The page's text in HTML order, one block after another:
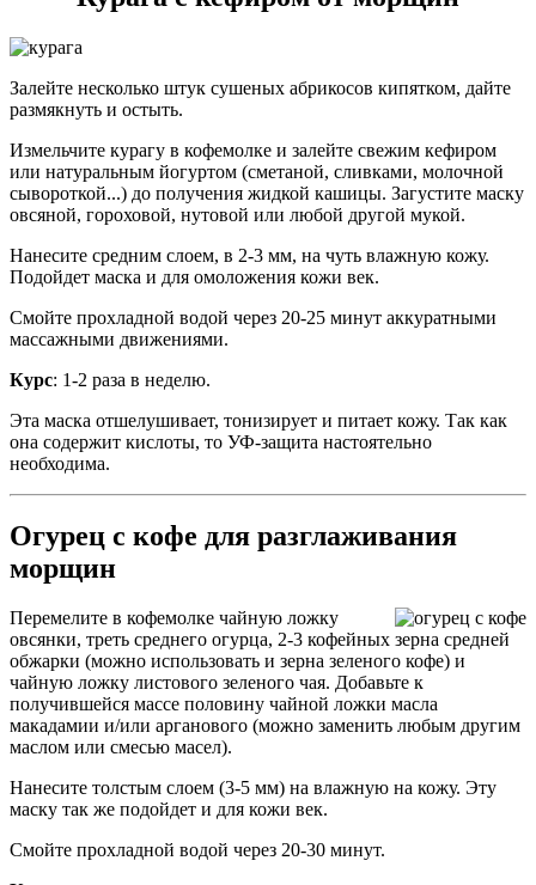
Залейте несколько штук сушеных абрикосов кипятком, дайте
размякнуть и остыть.
Измельчите курагу в кофемолке и залейте свежим кефиром
или натуральным йогуртом (сметаной, сливками, молочной
сывороткой...) до получения жидкой кашицы. Загустите маску
овсяной, гороховой, нутовой или любой другой мукой.
Нанесите средним слоем, в 2-3 мм, на чуть влажную кожу.
Подойдет маска и для омоложения кожи век.
Смойте прохладной водой через 20-25 минут аккуратными
массажными движениями.
Курс: 1-2 раза в неделю.
Эта маска отшелушивает, тонизирует и питает кожу. Так как
она содержит кислоты, то УФ-защита настоятельно
необходима.
Огурец с кофе для разглаживания
морщин
Перемелите в кофемолке чайную ложку
овсянки, треть среднего огурца, 2-3 кофейных зерна средней
обжарки (можно использовать и зерна зеленого кофе) и
чайную ложку листового зеленого чая. Добавьте к
получившейся массе половину чайной ложки масла
макадамии и/или арганового (можно заменить любым другим
маслом или смесью масел).
Нанесите толстым слоем (3-5 мм) на влажную на кожу. Эту
маску так же подойдет и для кожи век.
Смойте прохладной водой через 20-30 минут.